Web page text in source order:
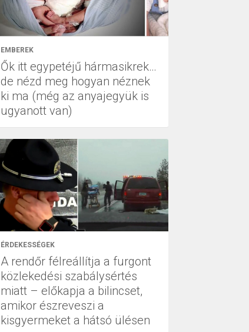
EMBEREK
Ők itt egypetéjű hármasikrek…
de nézd meg hogyan néznek
ki ma (még az anyajegyük is
ugyanott van)
ÉRDEKESSÉGEK
A rendőr félreállítja a furgont
közlekedési szabálysértés
miatt – előkapja a bilincset,
amikor észreveszi a
kisgyermeket a hátsó ülésen